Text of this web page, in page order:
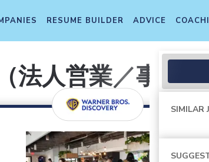
RESUME BUILDER ADVICE
（法人営業／事業
SIMILAR